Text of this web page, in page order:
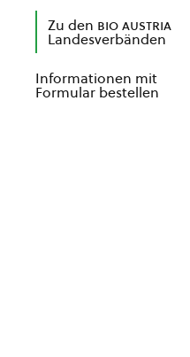
Zu den bio austria
Landesverbänden
Informationen mit
Formular bestellen